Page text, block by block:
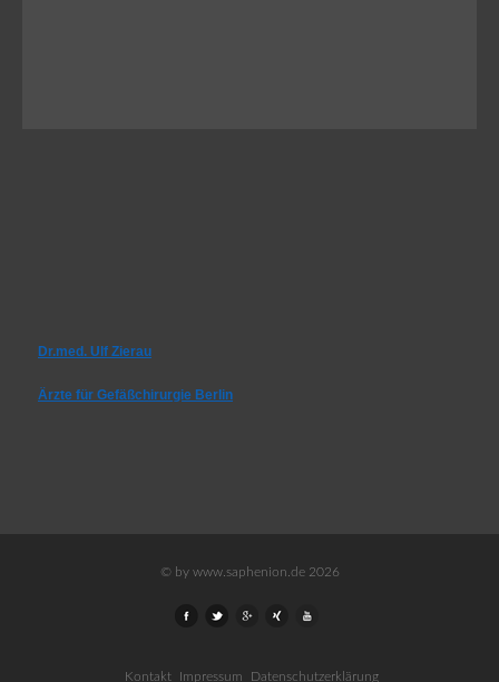
Dr.med. Ulf Zierau
Ärzte für Gefäßchirurgie Berlin
© by www.saphenion.de 2026
Kontakt Impressum Datenschutzerklärung